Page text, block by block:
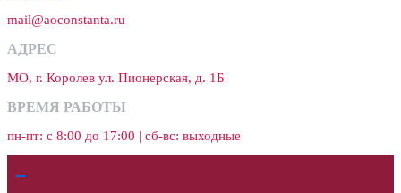
mail@aoconstanta.ru
АДРЕС
МО, г. Королев ул. Пионерская, д. 1Б
ВРЕМЯ РАБОТЫ
пн-пт: с 8:00 до 17:00 | сб-вс: выходные